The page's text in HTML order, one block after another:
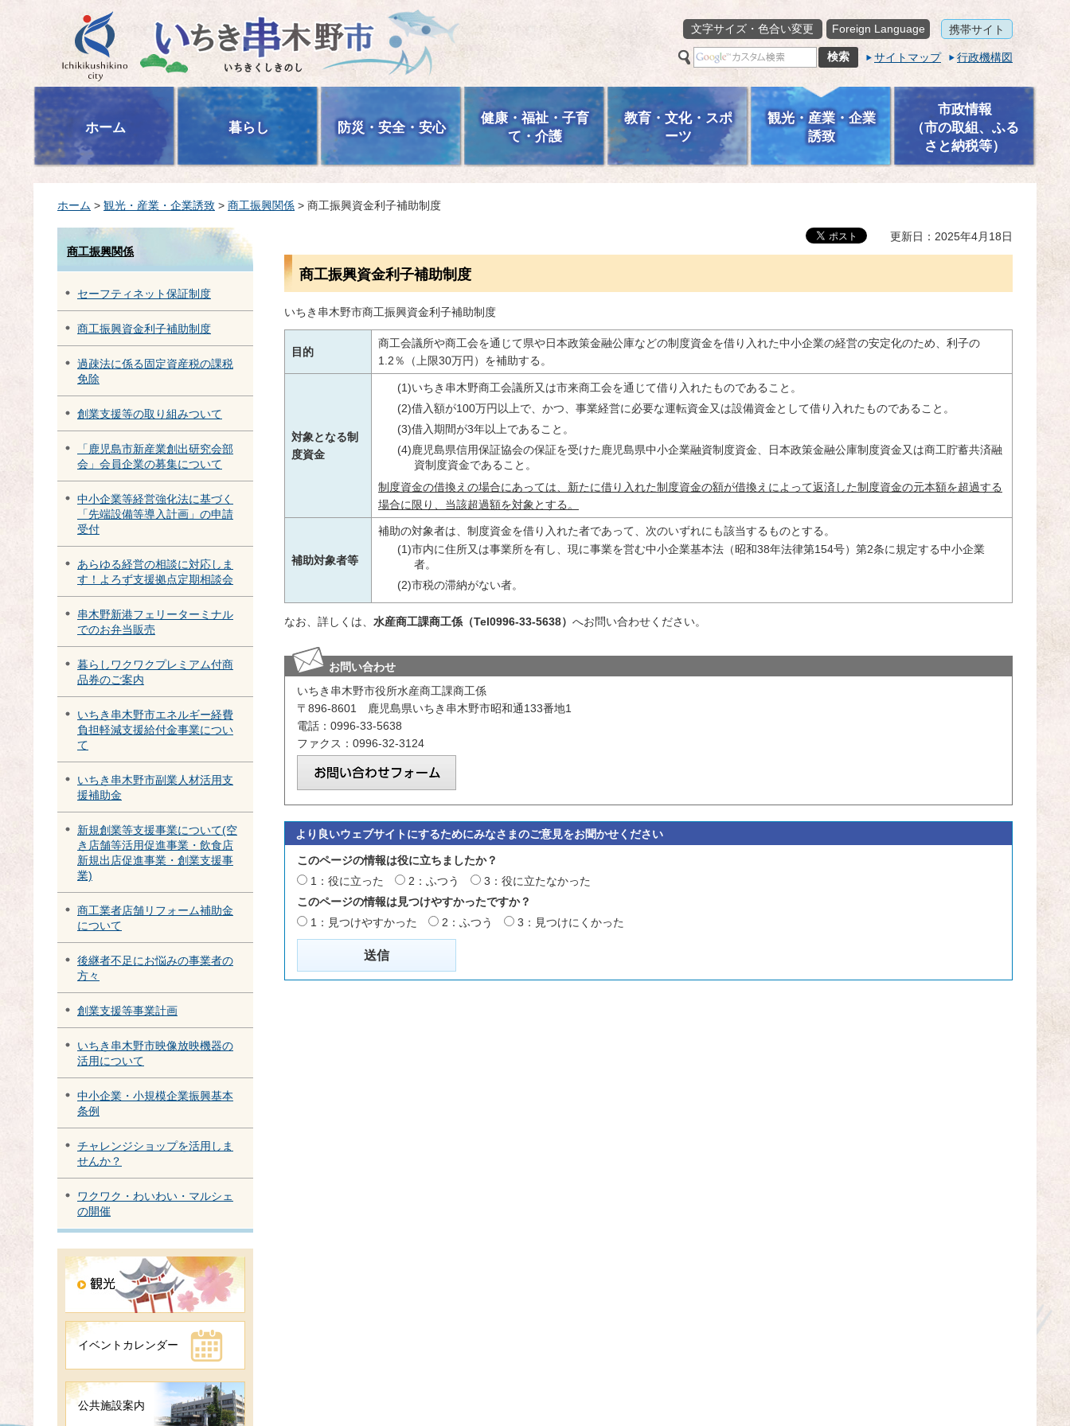
いちき串木野市
文字サイズ・色合い変更
Foreign Language 携帯サイト
サイトマップ 行政機構図
ホーム 暮らし 防災・安全・安心
健康・福祉・子育
て・介護
教育・文化・スポ
ーツ
観光・産業・企業
誘致
市政情報
（市の取組、ふる
さと納税等）
ホーム > 観光・産業・企業誘致 > 商工振興関係 > 商工振興資金利子補助制度
商工振興関係
セーフティネット保証制度
商工振興資金利子補助制度
過疎法に係る固定資産税の課税
免除
創業支援等の取り組みついて
「鹿児島市新産業創出研究会部
会」会員企業の募集について
中小企業等経営強化法に基づく
「先端設備等導入計画」の申請
受付
あらゆる経営の相談に対応しま
す！よろず支援拠点定期相談会
串木野新港フェリーターミナル
でのお弁当販売
暮らしワクワクプレミアム付商
品券のご案内
いちき串木野市エネルギー経費
負担軽減支援給付金事業につい
て
いちき串木野市副業人材活用支
援補助金
新規創業等支援事業について(空
き店舗等活用促進事業・飲食店
新規出店促進事業・創業支援事
業)
商工業者店舗リフォーム補助金
について
後継者不足にお悩みの事業者の
方々
創業支援等事業計画
いちき串木野市映像放映機器の
活用について
中小企業・小規模企業振興基本
条例
チャレンジショップを活用しま
せんか？
ワクワク・わいわい・マルシェ
の開催
イベントカレンダー
公共施設案内
更新日：2025年4月18日
商工振興資金利子補助制度
いちき串木野市商工振興資金利子補助制度
目的
商工会議所や商工会を通じて県や日本政策金融公庫などの制度資金を借り入れた中小企業の経営の安定化のため、利子の
1.2％（上限30万円）を補助する。
対象となる制
度資金
(1)いちき串木野商工会議所又は市来商工会を通じて借り入れたものであること。
(2)借入額が100万円以上で、かつ、事業経営に必要な運転資金又は設備資金として借り入れたものであること。
(3)借入期間が3年以上であること。
(4)鹿児島県信用保証協会の保証を受けた鹿児島県中小企業融資制度資金、日本政策金融公庫制度資金又は商工貯蓄共済融
資制度資金であること。
制度資金の借換えの場合にあっては、新たに借り入れた制度資金の額が借換えによって返済した制度資金の元本額を超過する
場合に限り、当該超過額を対象とする。
補助対象者等
補助の対象者は、制度資金を借り入れた者であって、次のいずれにも該当するものとする。
(1)市内に住所又は事業所を有し、現に事業を営む中小企業基本法（昭和38年法律第154号）第2条に規定する中小企業
者。
(2)市税の滞納がない者。
なお、詳しくは、 水産商工課商工係（Tel0996-33-5638） へお問い合わせください。
お問い合わせ
いちき串木野市役所水産商工課商工係
〒896-8601 鹿児島県いちき串木野市昭和通133番地1
電話：0996-33-5638
ファクス：0996-32-3124
より良いウェブサイトにするためにみなさまのご意見をお聞かせください
このページの情報は役に立ちましたか？
1：役に立った
2：ふつう
3：役に立たなかった
このページの情報は見つけやすかったですか？
1：見つけやすかった
2：ふつう 3：見つけにくかった